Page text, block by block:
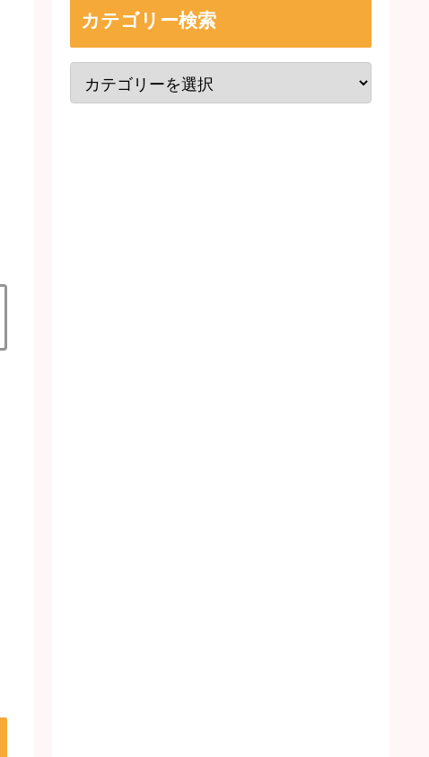
カテゴリー検索